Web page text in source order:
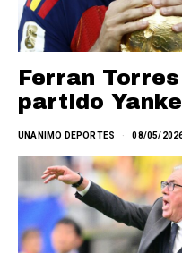
Ferran
partido
UNANIMO DEPORTES 08/05/